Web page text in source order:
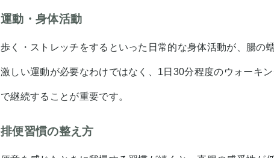
運動・身体活動
歩く・ストレッチをするといった日常的な身体活動が、腸の
激しい運動が必要なわけではなく、1日30分程度のウォーキ
で継続することが重要です。
排便習慣の整え方